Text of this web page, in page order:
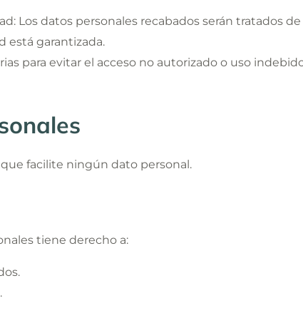
Los datos personales recabados serán tratados
está garantizada.
para evitar el acceso no autorizado o uso
facilite ningún dato personal.
tiene derecho a: